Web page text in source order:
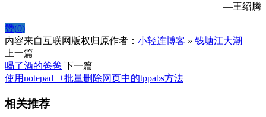
—王绍腾
赞(0)
内容来自互联网版权归原作者： 小轻连博客 » 钱塘江大潮
上一篇
喝了酒的爸爸 下一篇
使用notepad++批量删除网页中的tppabs方法
相关推荐